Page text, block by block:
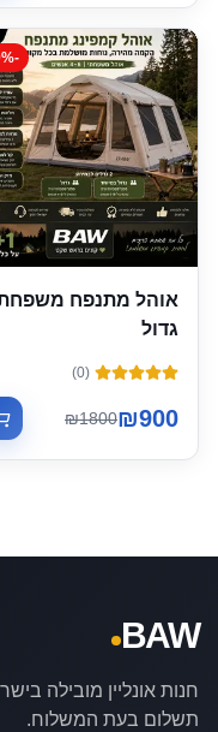
-
%
אוהל מתנפח
גדול
(
0
)
₪900
₪1800
BAW
חנות אונליין מובילה
תשלום בעת המשלוח.